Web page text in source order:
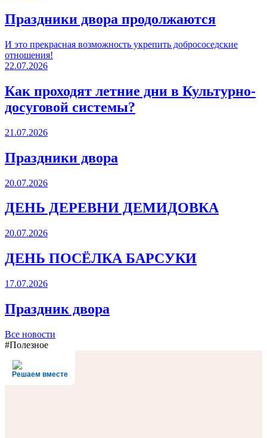
Праздники двора продолжаются
И это прекрасная возможность укрепить добрососедские
отношения!
22.07.2026
Как проходят летние дни в Культурно-
досуговой системы?
21.07.2026
Праздники двора
20.07.2026
ДЕНЬ ДЕРЕВНИ ДЕМИДОВКА
20.07.2026
ДЕНЬ ПОСЁЛКА БАРСУКИ
17.07.2026
Праздник двора
Все новости
#Полезное
Решаем вместе